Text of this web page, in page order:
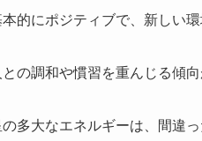
的にポジティブで、新しい
の調和や慣習を重んじる傾
多大なエネルギーは、間違